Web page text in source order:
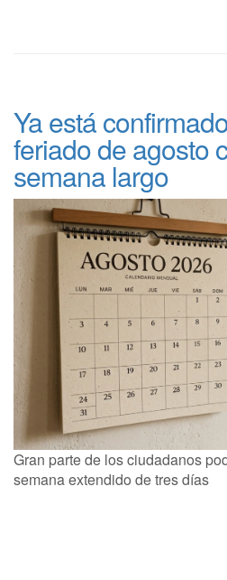
Ya está
feriado de agosto
semana largo
Gran parte de los ciudadanos
semana extendido de tres días